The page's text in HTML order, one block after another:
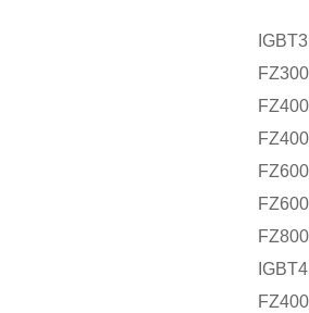
IGBT3
IGBT4